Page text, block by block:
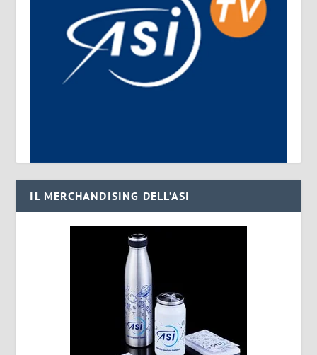
IL MERCHANDISING DELL’ASI